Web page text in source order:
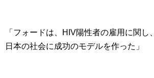
「フォードは、HIV陽性者の雇用に関し、
日本の社会に成功のモデルを作った」